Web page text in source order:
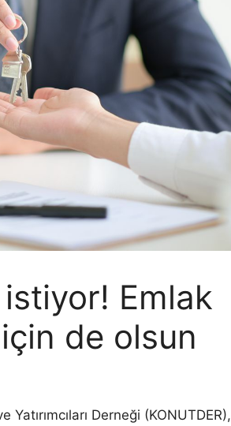
istiyor! Emlak
de olsun
Yatırımcıları Derneği (KONUTDER),